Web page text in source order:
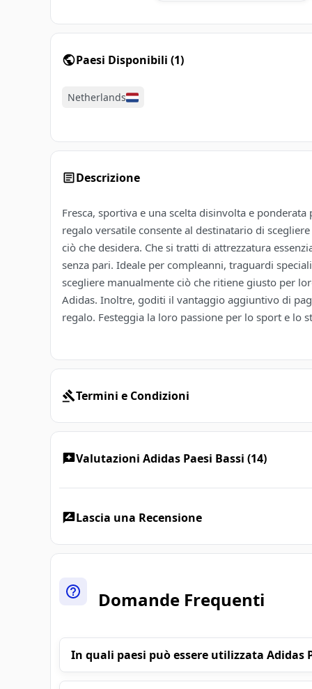
Paesi Disponibili (1)
Netherlands
Descrizione
Fresca, sportiva e una scelta disinvolta e
regalo versatile consente al destinatario di
ciò che desidera. Che si tratti di attrezzatura
senza pari. Ideale per compleanni, traguardi
scegliere manualmente ciò che ritiene giusto per
Adidas. Inoltre, goditi il ​​vantaggio aggiuntivo di
regalo. Festeggia la loro passione per lo sport e lo
Termini e Condizioni
Valutazioni Adidas Paesi Bassi (14)
Lascia una Recensione
Domande Frequenti
In quali paesi può essere utilizzata Adidas